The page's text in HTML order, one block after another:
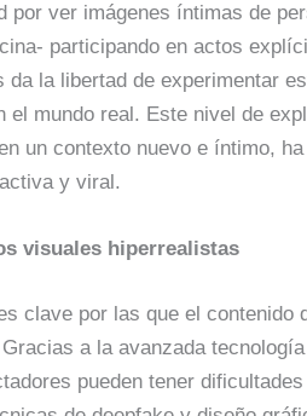
por ver imágenes íntimas de
participando en actos
da la libertad de experimentar
el mundo real. Este nivel de
un contexto nuevo e íntimo,
y viral.
visuales hiperrealistas
clave por las que el
a la avanzada
pueden tener